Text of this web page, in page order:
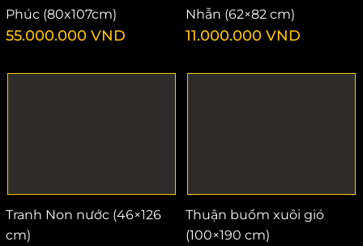
Phúc (80x107cm)
55.000.000 VND
Nhẫn (62×82 cm)
11.000.000 VND
Tranh Non nước (46×126
cm)
Thuận buồm xuôi gió
(100×190 cm)